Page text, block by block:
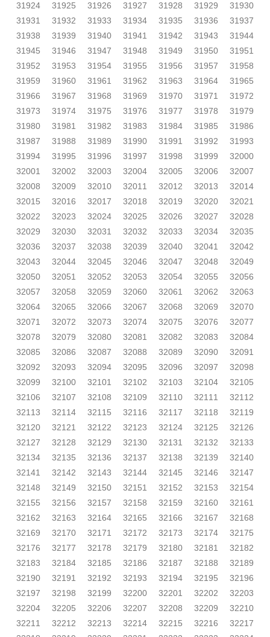
31924
31925 31926 31927 31928 31929
31930
31931
31932 31933 31934 31935 31936
31937
31938
31939 31940 31941 31942 31943
31944
31945
31946 31947 31948 31949 31950
31951
31952
31953 31954 31955 31956 31957
31958
31959
31960 31961 31962 31963 31964
31965
31966
31967 31968 31969 31970 31971
31972
31973
31974 31975 31976 31977 31978
31979
31980
31981 31982 31983 31984 31985
31986
31987
31988 31989 31990 31991 31992
31993
31994
31995 31996 31997 31998 31999
32000
32001
32002 32003 32004 32005 32006
32007
32008
32009 32010 32011 32012 32013
32014
32015
32016 32017 32018 32019 32020
32021
32022
32023 32024 32025 32026 32027
32028
32029
32030 32031 32032 32033 32034
32035
32036
32037 32038 32039 32040 32041
32042
32043
32044 32045 32046 32047 32048
32049
32050
32051 32052 32053 32054 32055
32056
32057
32058 32059 32060 32061 32062
32063
32064
32065 32066 32067 32068 32069
32070
32071
32072 32073 32074 32075 32076
32077
32078
32079 32080 32081 32082 32083
32084
32085
32086 32087 32088 32089 32090
32091
32092
32093 32094 32095 32096 32097
32098
32099
32100 32101 32102 32103 32104
32105
32106
32107 32108 32109 32110 32111
32112
32113
32114 32115 32116 32117 32118
32119
32120
32121 32122 32123 32124 32125
32126
32127
32128 32129 32130 32131 32132
32133
32134
32135 32136 32137 32138 32139
32140
32141
32142 32143 32144 32145 32146
32147
32148
32149 32150 32151 32152 32153
32154
32155
32156 32157 32158 32159 32160
32161
32162
32163 32164 32165 32166 32167
32168
32169
32170 32171 32172 32173 32174
32175
32176
32177 32178 32179 32180 32181
32182
32183
32184 32185 32186 32187 32188
32189
32190
32191 32192 32193 32194 32195
32196
32197
32198 32199 32200 32201 32202
32203
32204
32205 32206 32207 32208 32209
32210
32211
32212 32213 32214 32215 32216
32217